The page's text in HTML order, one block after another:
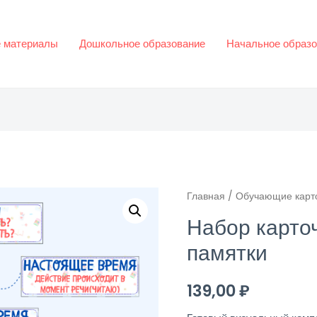
материалы Дошкольное образование Начальное
Главная / Обучающие
Набор
памятки
139,00₽